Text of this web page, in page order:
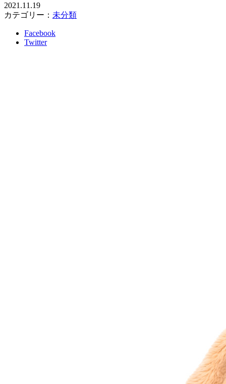
2021.11.19
カテゴリー： 未分類
Facebook
Twitter